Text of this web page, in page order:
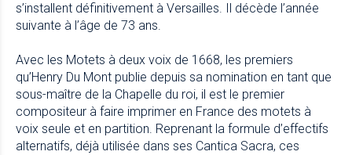
s’installent définitivement à Versailles. Il décède l’année
suivante à l’âge de 73 ans.
Avec les Motets à deux voix de 1668, les premiers
qu’Henry Du Mont publie depuis sa nomination en tant que
sous-maître de la Chapelle du roi, il est le premier
compositeur à faire imprimer en France des motets à
voix seule et en partition. Reprenant la formule d’effectifs
alternatifs, déjà utilisée dans ses Cantica Sacra, ces